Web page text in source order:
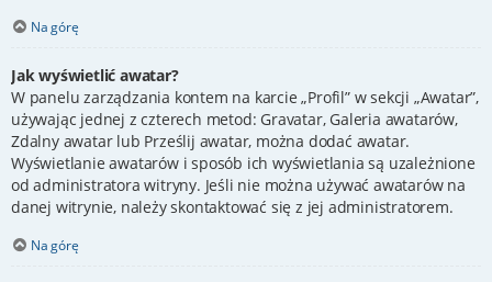
Na górę
Jak wyświetlić awatar?
W panelu zarządzania kontem na karcie „Profil” w sekcji „Awatar”,
używając jednej z czterech metod: Gravatar, Galeria awatarów,
Zdalny awatar lub Prześlij awatar, można dodać awatar.
Wyświetlanie awatarów i sposób ich wyświetlania są uzależnione
od administratora witryny. Jeśli nie można używać awatarów na
danej witrynie, należy skontaktować się z jej administratorem.
Na górę